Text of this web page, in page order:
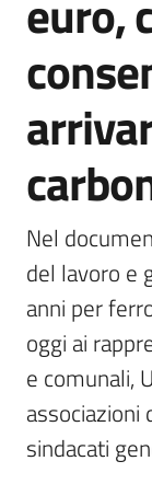
euro,
Nel
del lavoro e
anni per
oggi ai
e comunali,
associazioni
sindacati